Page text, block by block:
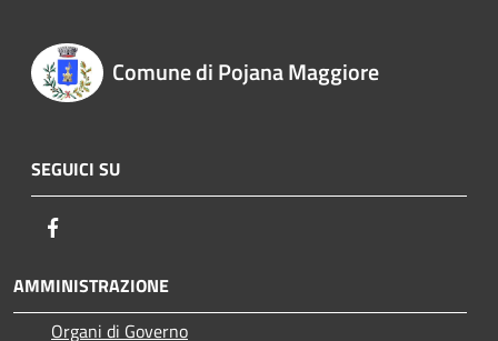
Comune di Pojana Maggiore
SEGUICI SU
AMMINISTRAZIONE
Organi di Governo